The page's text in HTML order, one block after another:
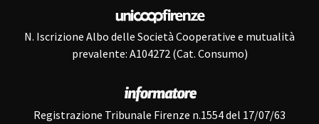
N. Iscrizione Albo delle Società Cooperative e mutualità
prevalente: A104272 (Cat. Consumo)
Registrazione Tribunale Firenze n.1554 del 17/07/63